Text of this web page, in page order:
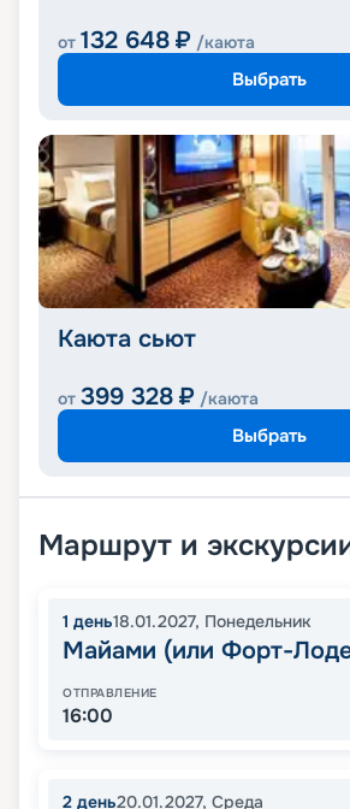
от 132 648 ₽ /каюта
Выбрать
Каюта сьют
от 399 328 ₽ /каюта
Выбрать
Маршрут и
1 день18.01.2027, Понедельник
Майами (или Форт-
ОТПРАВЛЕНИЕ
16:00
2 день20.01.2027, Среда